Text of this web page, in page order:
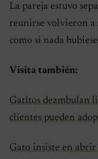
La pareja estuvo
reunirse volvieron a
como si nada
Visita también:
Gatitos deambulan
clientes pueden
Gato insiste en abrir